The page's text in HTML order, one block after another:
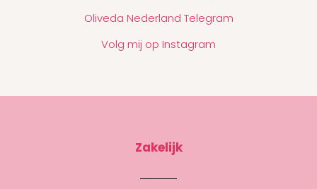
Oliveda Nederland Telegram
Volg mij op Instagram
Zakelijk